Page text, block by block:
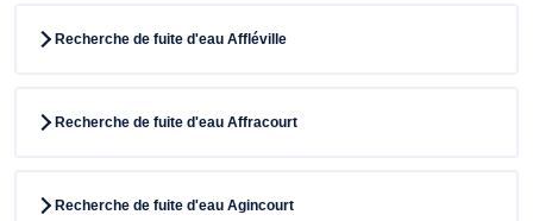
Recherche de fuite d'eau Affléville
Recherche de fuite d'eau Affracourt
Recherche de fuite d'eau Agincourt